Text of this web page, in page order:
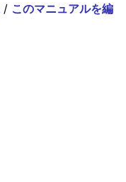
/ このマニュアルを編